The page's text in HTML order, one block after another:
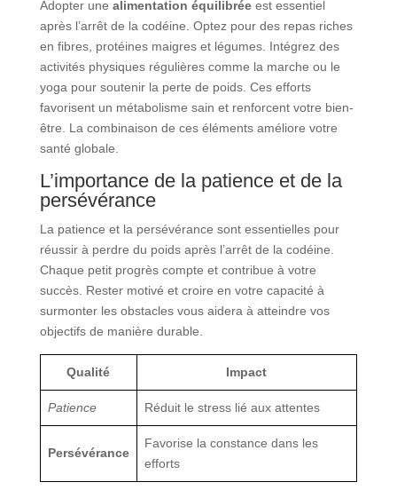
Adopter une alimentation équilibréeest essentiel
après l’arrêt de la codéine. Optez pour des repas riches
en fibres, protéines maigres et légumes. Intégrez des
activités physiques régulières comme la marche ou le
yoga pour soutenir la perte de poids. Ces efforts
favorisent un métabolisme sain et renforcent votre bien-
être. La combinaison de ces éléments améliore votre
santé globale.
L’importance de la patience et de la
persévérance
La patience et la persévérance sont essentielles pour
réussir à perdre du poids après l’arrêt de la codéine.
Chaque petit progrès compte et contribue à votre
succès. Rester motivé et croire en votre capacité à
surmonter les obstacles vous aidera à atteindre vos
objectifs de manière durable.
Qualité Impact
Patience Réduit le stress lié aux attentes
Persévérance
Favorise la constance dans les
efforts